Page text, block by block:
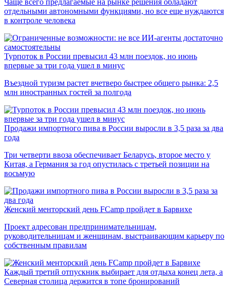
Чаще всего предлагаемые на рынке решения обладают
отдельными автономными функциями, но все еще нуждаются
в контроле человека
Турпоток в России превысил 43 млн поездок, но июнь
впервые за три года ушел в минус
Въездной туризм растет вчетверо быстрее общего рынка: 2,5
млн иностранных гостей за полгода
Продажи импортного пива в России выросли в 3,5 раза за два
года
Три четверти ввоза обеспечивает Беларусь, второе место у
Китая, а Германия за год опустилась с третьей позиции на
восьмую
Женский менторский день FCamp пройдет в Барвихе
Проект адресован предпринимательницам,
руководительницам и женщинам, выстраивающим карьеру по
собственным правилам
Каждый третий отпускник выбирает для отдыха конец лета, а
Северная столица держится в топе бронирований